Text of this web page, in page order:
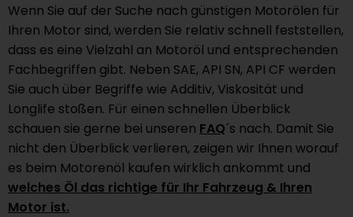
Wenn Sie auf der Suche nach günstigen Motorölen für
Ihren Motor sind, werden Sie relativ schnell feststellen,
dass es eine Vielzahl an Motoröl und entsprechenden
Fachbegriffen gibt. Neben SAE, API SN, API CF werden
Sie auch über Begriffe wie Additiv, Viskosität und
Longlife stoßen. Für einen schnellen Überblick
schauen sie gerne bei unseren FAQ´s nach. Damit Sie
nicht den Überblick verlieren, zeigen wir Ihnen worauf
es beim Motorenöl kaufen wirklich ankommt und
welches Öl das richtige für Ihr Fahrzeug & Ihren
Motor ist.